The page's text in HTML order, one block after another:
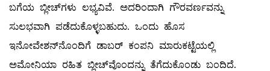
ಬಗೆಯ ಬ್ಲೀಚ್‌ಗಳು ಲಭ್ಯವಿವೆ. ಅದರಿಂದಾಗಿ ಗೌರವರ್ಣವನ್ನು
ಸುಲಭವಾಗಿ ಪಡೆದುಕೊಳ್ಳಬಹುದು. ಒಂದು ಹೊಸ
ಇನೋವೇಶನ್‌ನೊಂದಿಗೆ ಡಾಬರ್‌ ಕಂಪನಿ ಮಾರುಕಟ್ಟೆಯಲ್ಲಿ
ಅಮೋನಿಯಾ ರಹಿತ ಬ್ಲೀಚ್‌ವೊಂದನ್ನು ತೆಗೆದುಕೊಂಡು ಬಂದಿದೆ.